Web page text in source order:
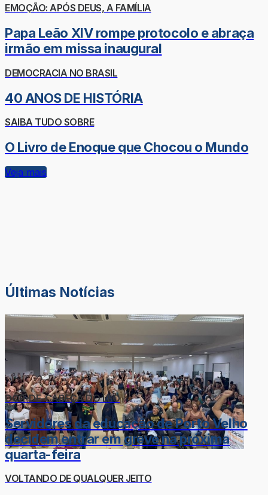
EMOÇÃO: APÓS DEUS, A FAMÍLIA
Papa Leão XIV rompe protocolo e abraça
irmão em missa inaugural
DEMOCRACIA NO BRASIL
40 ANOS DE HISTÓRIA
SAIBA TUDO SOBRE
O Livro de Enoque que Chocou o Mundo
Veja mais
Últimas Notícias
DOR-DE-CABEÇA DO LÉO
Servidores da educação de Porto Velho
decidem entrar em greve na próxima
quarta-feira
VOLTANDO DE QUALQUER JEITO